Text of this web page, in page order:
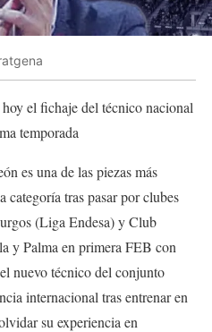
el fichaje del técnico nacional
temporada
es una de las piezas más
categoría tras pasar por clubes
(Liga Endesa) y Club
y Palma en primera FEB con
nuevo técnico del conjunto
internacional tras entrenar en
su experiencia en